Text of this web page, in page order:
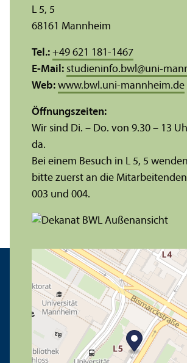
L 5, 5
68161 Mannheim
Tel.: +49 621 181-1467
E-Mail: studieninfo.bwl @uni-
Web: www.bwl.uni-mannheim.de
Öffnungs­zeiten:
Wir sind Di. – Do. von 9.30 – 13
da.
Bei einem Besuch in L 5, 5
bitte zuerst an die
003 und 004.